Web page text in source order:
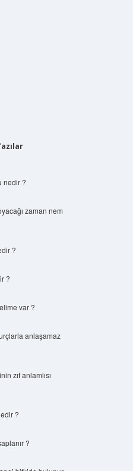
nedir ?
zaman nem
?
?
var ?
anlaşamaz
zıt anlamlısı
?
?